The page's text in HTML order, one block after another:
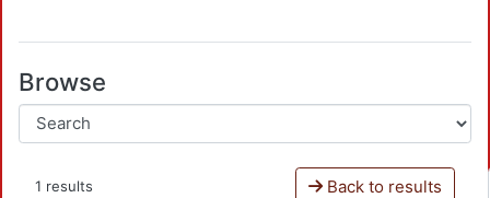
Browse
1 results Back to results